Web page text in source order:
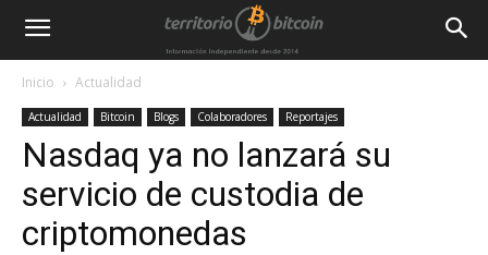
Inicio Actualidad
Actualidad Bitcoin Blogs Colaboradores Reportajes
Nasdaq ya no lanzará su
servicio de custodia de
criptomonedas